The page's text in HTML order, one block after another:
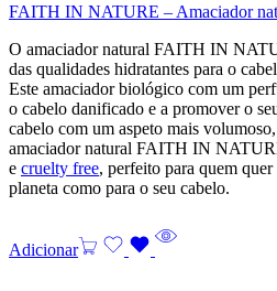
FAITH IN NATURE – Amaciador
O amaciador natural FAITH IN
das qualidades hidratantes para o
Este amaciador biológico com um
o cabelo danificado e a promover o
cabelo com um aspeto mais
amaciador natural FAITH IN
e cruelty free, perfeito para quem
planeta como para o seu cabelo.
Adicionar